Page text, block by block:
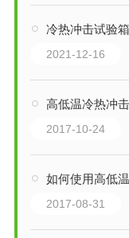
冷热冲击试验
2021-12-16
高低温冷热冲
2017-10-24
如何使用高低
2017-08-31